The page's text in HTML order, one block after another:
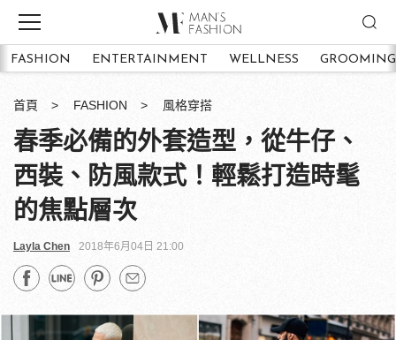
FASHION ENTERTAINMENT WELLNESS GROOMING
首頁 FASHION 風格穿搭
春季必備的外套造型，從牛仔、
西裝、防風款式！輕鬆打造時髦
的焦點層次
Layla Chen 2018年6月04日 21:00